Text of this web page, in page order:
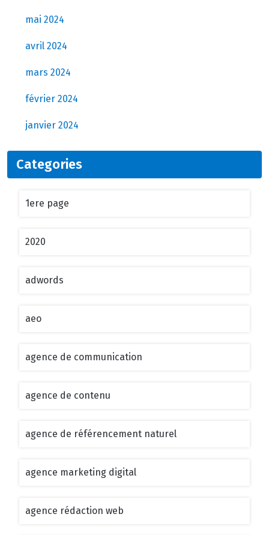
mai 2024
avril 2024
mars 2024
février 2024
janvier 2024
Categories
1ere page
2020
adwords
aeo
agence de communication
agence de contenu
agence de référencement naturel
agence marketing digital
agence rédaction web